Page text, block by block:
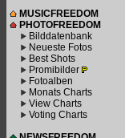
MUSICFREEDOM
PHOTOFREEDOM
Bilddatenbank
Neueste Fotos
Best Shots
Promibilder
Fotoalben
Monats Charts
View Charts
Voting Charts